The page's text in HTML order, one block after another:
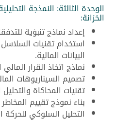
الوحدة الثالثة: النمذجة
الخزانة:
إعداد نماذج تنبؤية
استخدام تقنيات
البيانات المالية.
نماذج اتخاذ القرار
تصميم السيناريوهات
تقنيات المحاكاة
بناء نموذج تقييم المخاطر
التحليل السلوكي للحركة